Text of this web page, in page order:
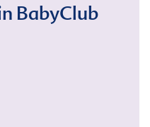
BabyClub